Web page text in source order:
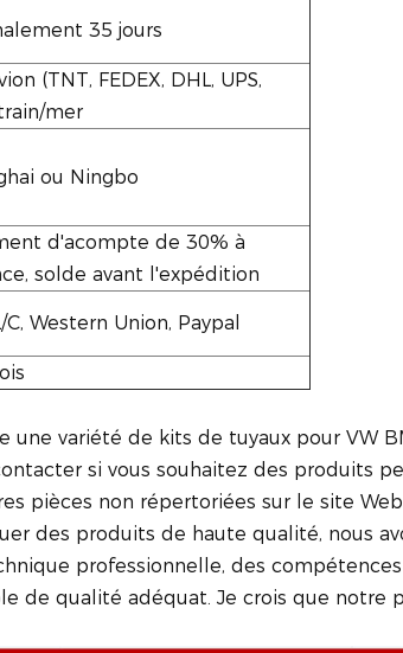
35 jours
(TNT, FEDEX, DHL, UPS,
mer
ou Ningbo
d'acompte de 30% à
solde avant l'expédition
C, Western Union, Paypal
une variété de kits de tuyaux pour VW
si vous souhaitez des produits
pièces non répertoriées sur le site
des produits de haute qualité, nous
professionnelle, des
de qualité adéquat. Je crois que notre